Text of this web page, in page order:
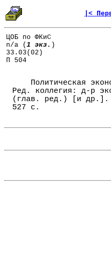
|<
ЦОБ по ФКиС
n/a ( 1 экз. )
33.03(02)
П 504
Политическая
Ред. коллегия: д-р
(глав. ред.) [и др.].
527 с.